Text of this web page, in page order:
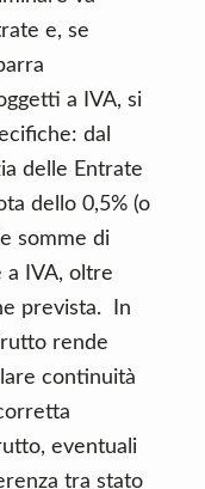
e, se
a IVA, si
dal
delle Entrate
dello 0,5% (o
somme di
a IVA, oltre
prevista. In
rende
continuità
eventuali
tra stato